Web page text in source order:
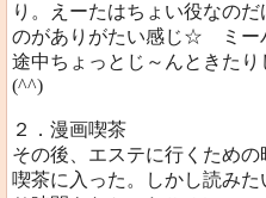
り。えーたはちょい役なの
のがありがたい感じ☆ ミー
途中ちょっとじ～んときた
(^^)
２．漫画喫茶
その後、エステに行くため
喫茶に入った。しかし読み